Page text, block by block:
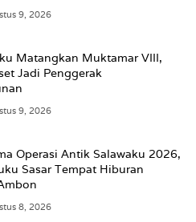
9, 2026
Matangkan Muktamar VIII,
Jadi Penggerak
9, 2026
Operasi Antik Salawaku 2026,
Sasar Tempat Hiburan
8, 2026